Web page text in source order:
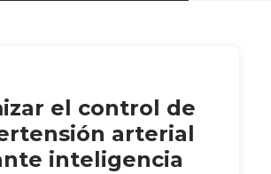
el control de
arterial
inteligencia